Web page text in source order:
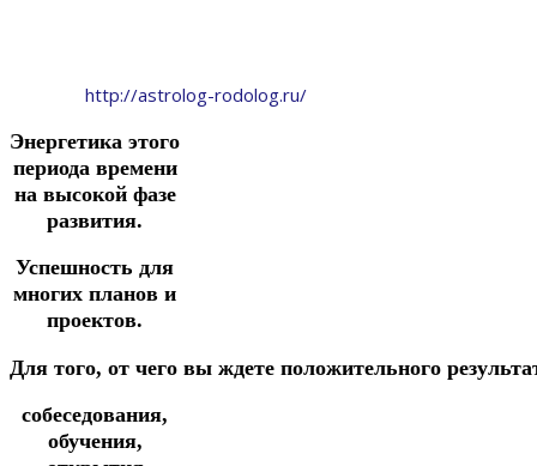
http://astrolog-rodolog.ru/
Энергетика этого
периода времени
на высокой фазе
развития.
Успешность для
многих планов и
проектов.
Для того, от чего вы ждете положительного
собеседования,
обучения,